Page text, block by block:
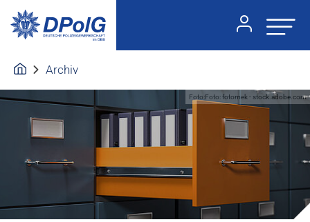
Archiv
Foto:Foto: fotomek - stock.adobe.com